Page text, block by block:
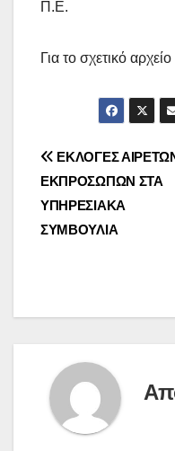
Π.Ε.
Για το σχετικό
Πλοήγηση
άρθρων
ΕΚΛΟΓΕΣ
ΕΚΠΡΟΣΩΠΩΝ ΣΤΑ
ΥΠΗΡΕΣΙΑΚΑ
ΣΥΜΒΟΥΛΙΑ